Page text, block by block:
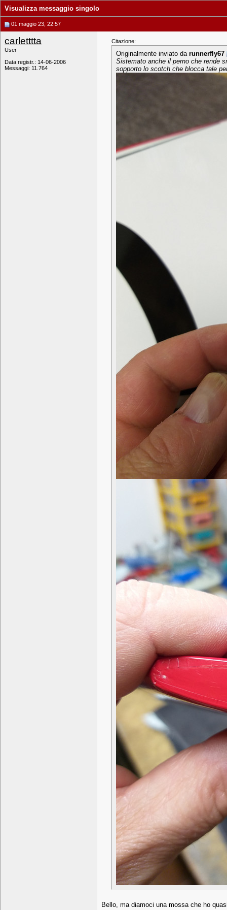
Visualizza messaggio singolo
01 maggio 23, 22:57
carletttta
User
Data registr.: 14-06-2006
Messaggi: 11.764
Citazione:
Originalmente inviato da runnerfly67
Sistemato anche il perno che rende
sopporto lo scotch che blocca tale
Bello, ma diamoci una mossa che ho